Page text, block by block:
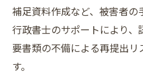
補足資料作成など、被害者の
行政書士のサポートにより
要書類の不備による再提出
す。